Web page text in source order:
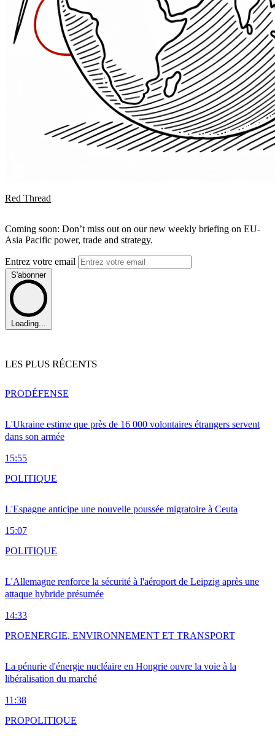
Red Thread
Coming soon: Don’t miss out on our new weekly briefing on EU-
Asia Pacific power, trade and strategy.
Entrez votre email
S'abonner
Loading...
LES PLUS RÉCENTS
L'Ukraine estime que près de 16 000 volontaires étrangers servent
dans son armée
15:55
PRODÉFENSE
L'Espagne anticipe une nouvelle poussée migratoire à Ceuta
15:07
POLITIQUE
L'Allemagne renforce la sécurité à l'aéroport de Leipzig après une
attaque hybride présumée
14:33
POLITIQUE
La pénurie d'énergie nucléaire en Hongrie ouvre la voie à la
libéralisation du marché
11:38
PROENERGIE, ENVIRONNEMENT ET TRANSPORT
PROPOLITIQUE